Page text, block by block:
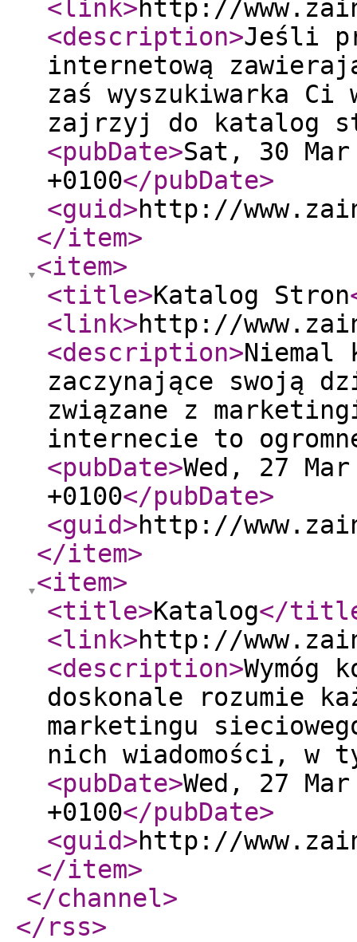
<link>http://
<description>Jeśli
internetową
zaś wyszukiwarka Ci
zajrzyj do katalog
<pubDate>Sat, 30
+0100</pubDate>
<guid>http://
</item>
<item>
<title>Katalog Stron
<link>http://
<description>Niemal
zaczynające swoją
związane z
internecie to
<pubDate>Wed, 27
+0100</pubDate>
<guid>http://
</item>
<item>
<title>Katalog</
<link>http://
<description>
doskonale rozumie
marketingu
nich wiadomości, w
<pubDate>Wed, 27
+0100</pubDate>
<guid>http://
</item>
</channel>
</rss>